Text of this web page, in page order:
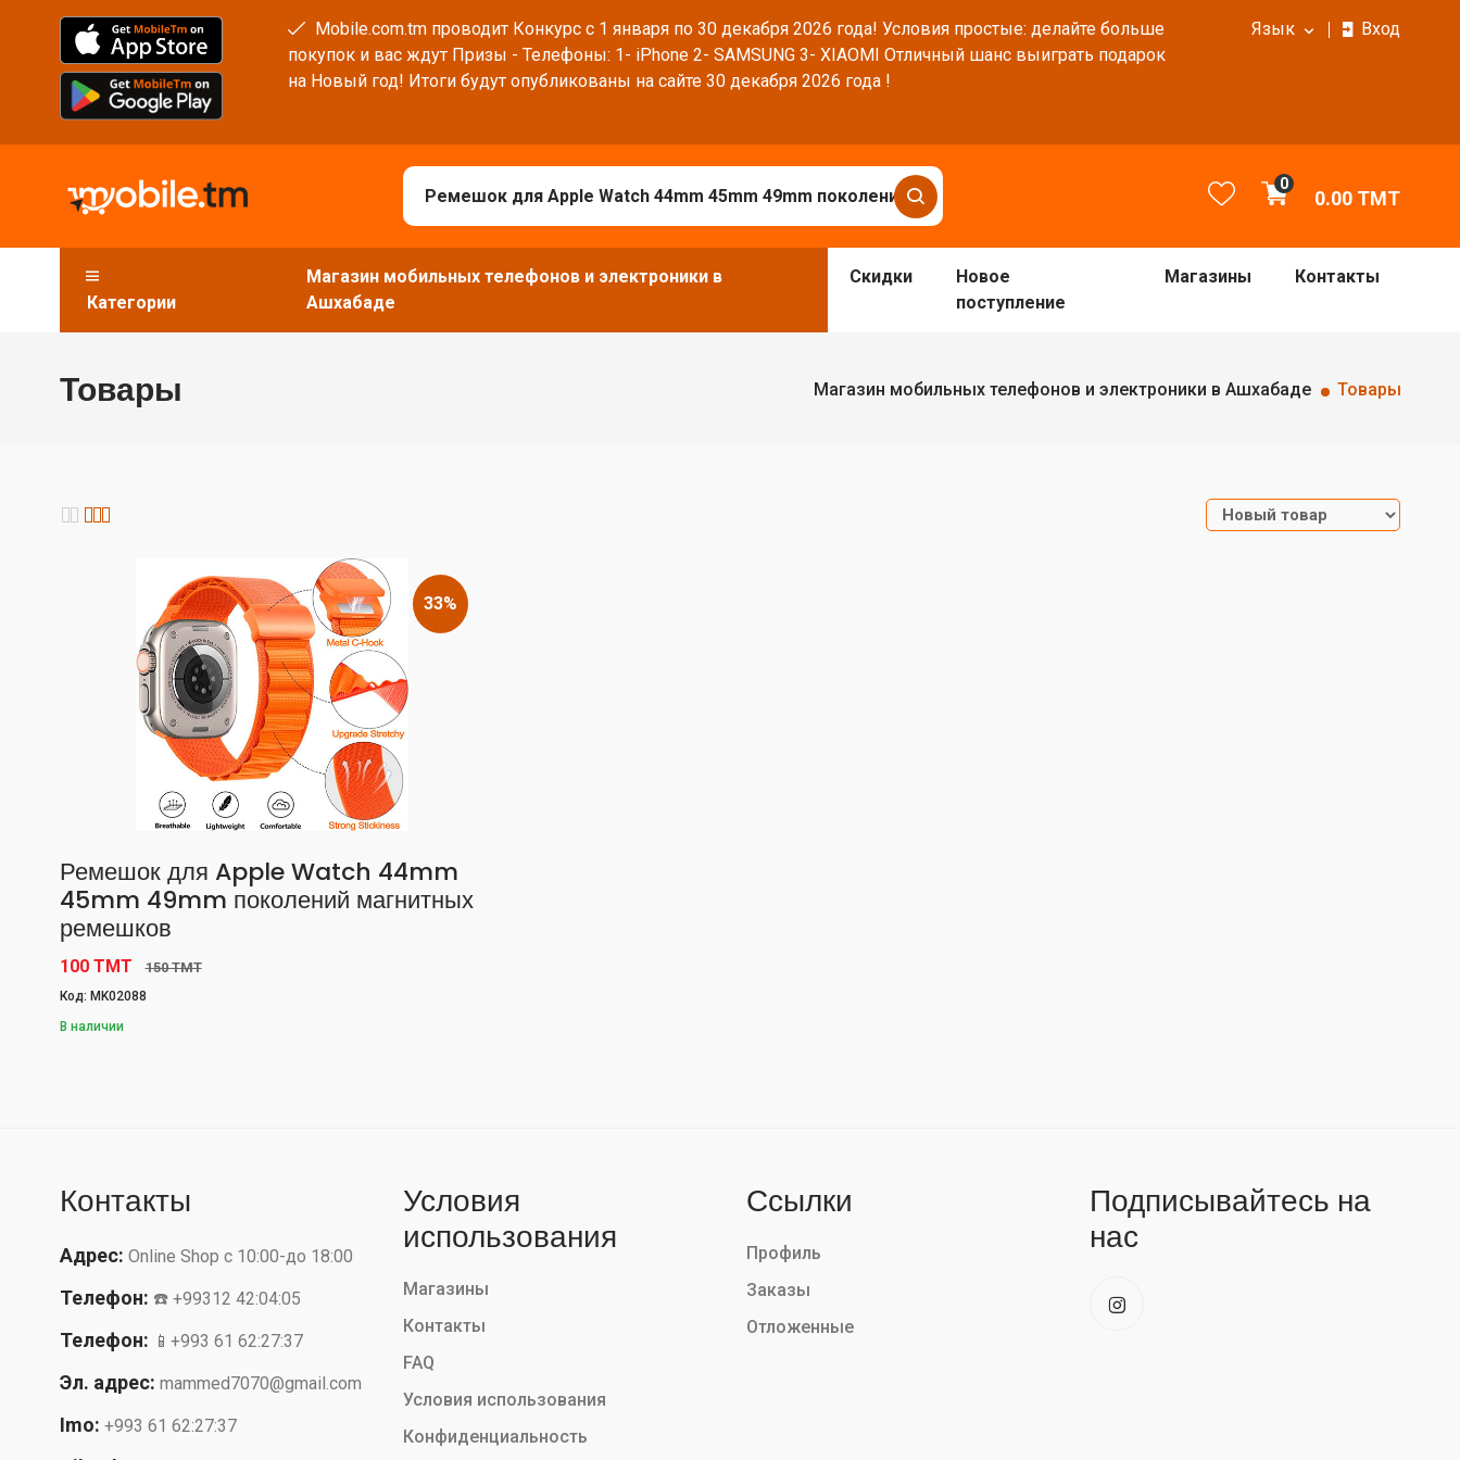
Mobile.com.tm проводит Конкурс с 1 января по 30 декабря 2026 года! Условия простые: делайте больше
покупок и вас ждут Призы - Телефоны: 1- iPhone 2- SAMSUNG 3- XIAOMI Отличный шанс выиграть подарок
на Новый год! Итоги будут опубликованы на сайте 30 декабря 2026 года !
Язык Вход
0
0.00 TMT
Категории
Магазин мобильных телефонов и электроники в
Ашхабаде
Скидки
Новое
поступление
Магазины Контакты
Товары Магазин мобильных телефонов и электроники в Ашхабаде Товары
33%
Ремешок для Apple Watch 44mm
45mm 49mm поколений магнитных
ремешков
100 TMT 150 TMT
Код: MK02088
В наличии
Контакты
Адрес: Online Shop с 10:00-до 18:00
Телефон: ☎️ +99312 42:04:05
Телефон: 📱+993 61 62:27:37
Эл. адрес: mammed7070@gmail.com
Imo: +993 61 62:27:37
Условия
использования
Магазины
Контакты
FAQ
Условия использования
Конфиденциальность
Ссылки
Профиль
Заказы
Отложенные
Подписывайтесь на
нас